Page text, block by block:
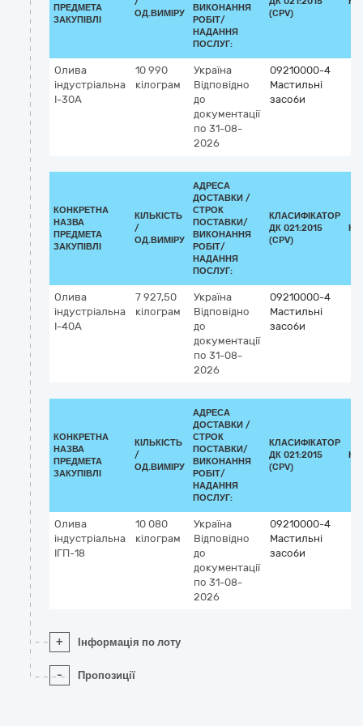
ПРЕДМЕТА
ЗАКУПІВЛІ
ОД.ВИМІРУ
ВИКОНАННЯ
РОБІТ/
НАДАННЯ
ПОСЛУГ:
(CPV)
Олива
індустріальна
І-30А
10 990
кілограм
Україна
Відповідно
до
документації
по 31-08-
2026
09210000-4
Мастильні
засоби
КОНКРЕТНА
НАЗВА
ПРЕДМЕТА
ЗАКУПІВЛІ
КІЛЬКІСТЬ
/
ОД.ВИМІРУ
АДРЕСА
ДОСТАВКИ /
СТРОК
ПОСТАВКИ/
ВИКОНАННЯ
РОБІТ/
НАДАННЯ
ПОСЛУГ:
КЛАСИФІКАТОР
ДК 021:2015
(CPV)
Олива
індустріальна
І-40А
7 927,50
кілограм
Україна
Відповідно
до
документації
по 31-08-
2026
09210000-4
Мастильні
засоби
КОНКРЕТНА
НАЗВА
ПРЕДМЕТА
ЗАКУПІВЛІ
КІЛЬКІСТЬ
/
ОД.ВИМІРУ
АДРЕСА
ДОСТАВКИ /
СТРОК
ПОСТАВКИ/
ВИКОНАННЯ
РОБІТ/
НАДАННЯ
ПОСЛУГ:
КЛАСИФІКАТОР
ДК 021:2015
(CPV)
Олива
індустріальна
ІГП-18
10 080
кілограм
Україна
Відповідно
до
документації
по 31-08-
2026
09210000-4
Мастильні
засоби
+ Інформація по лоту
- Пропозиції